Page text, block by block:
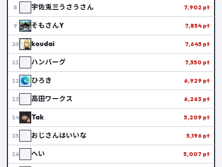
8 宇佐兎三うさうさん 7,902 pt
9 そもさんY 7,854 pt
10 koudai 7,645 pt
11 ハンバーグ 7,550 pt
12 ひろき 6,929 pt
13 高田ワークス 6,263 pt
14 Tak 5,209 pt
15 おじさんはいいな 5,196 pt
16 へい 5,007 pt